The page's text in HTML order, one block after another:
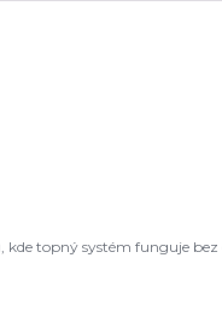
topný systém funguje